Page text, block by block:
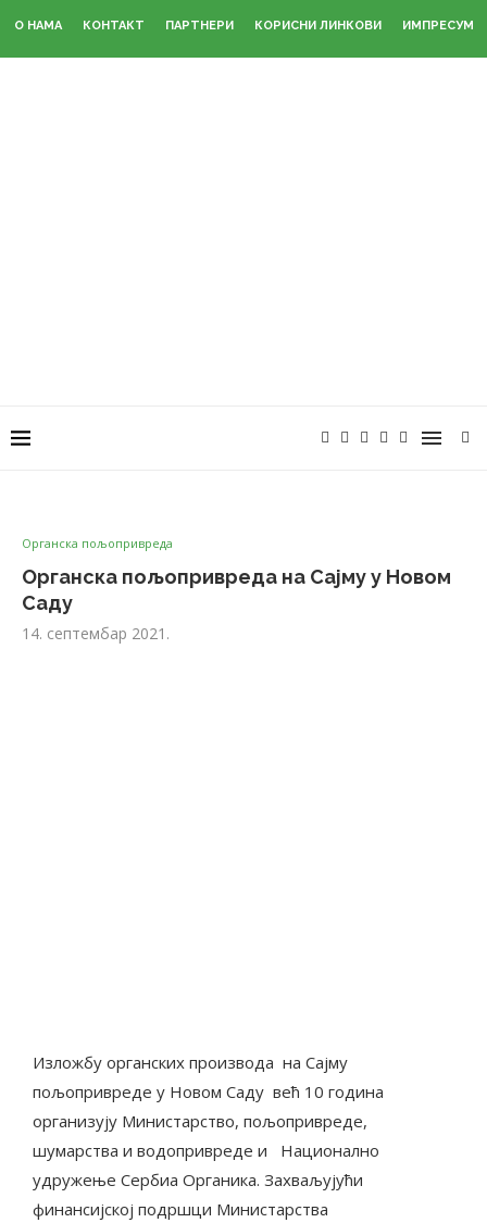
О НАМА КОНТАКТ ПАРТНЕРИ КОРИСНИ ЛИНКОВИ ИМПРЕСУМ
Органска пољопривреда
Органска пољопривреда на Сајму у Новом
Саду
14. септембар 2021.
Изложбу органских производа на Сајму
пољопривреде у Новом Саду већ 10 година
организују Министарство, пољопривреде,
шумарства и водопривреде и Национално
удружење Сербиа Органика. Захваљујући
финансијској подршци Министарства